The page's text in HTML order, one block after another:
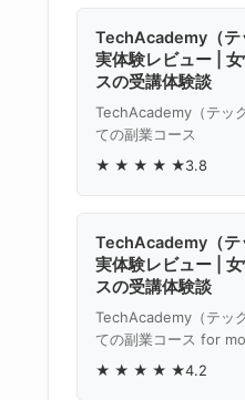
TechAcademy（テ
実体験レビュー |
スの受講体験談
TechAcademy（テッ
ての副業コース
★ ★ ★ ★ ★3.8
TechAcademy（テ
実体験レビュー |
スの受講体験談
TechAcademy（テッ
ての副業コース for
★ ★ ★ ★ ★4.2